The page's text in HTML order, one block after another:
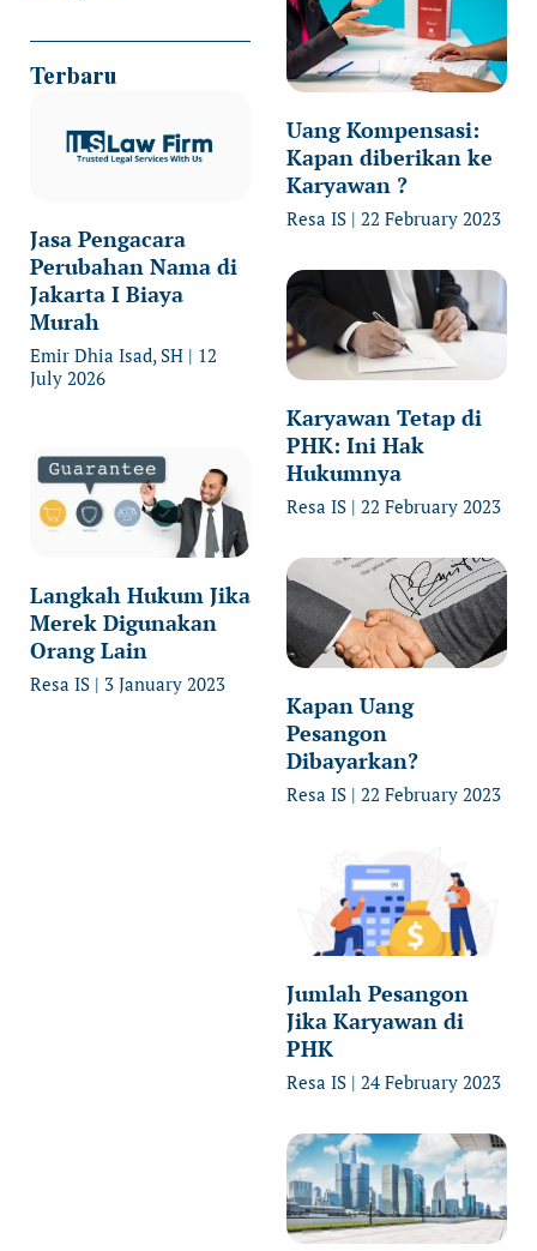
Terbaru
Jasa Pengacara
Perubahan Nama di
Jakarta I Biaya
Murah
Emir Dhia Isad, SH
12
July 2026
Langkah Hukum Jika
Merek Digunakan
Orang Lain
Resa IS 3 January 2023
Uang Kompensasi:
Kapan diberikan ke
Karyawan ?
Resa IS 22 February 2023
Karyawan Tetap di
PHK: Ini Hak
Hukumnya
Resa IS 22 February 2023
Kapan Uang
Pesangon
Dibayarkan?
Resa IS 22 February 2023
Jumlah Pesangon
Jika Karyawan di
PHK
Resa IS 24 February 2023